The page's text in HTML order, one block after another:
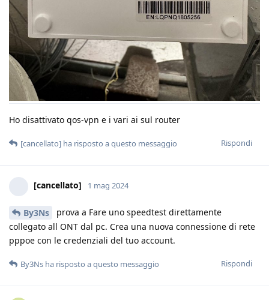
Ho disattivato qos-vpn e i vari ai sul router
Rispondi
[cancellato] ha risposto a questo messaggio
[cancellato] 1 mag 2024
By3Ns
prova a Fare uno speedtest direttamente
collegato all ONT dal pc. Crea una nuova connessione di rete
pppoe con le credenziali del tuo account.
Rispondi
By3Ns ha risposto a questo messaggio